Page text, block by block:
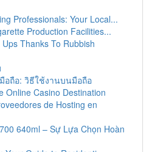
Professionals: Your Local...
Production Facilities...
Thanks To Rubbish
อถือ: วิธีใช้งานบนมือถือ
Online Casino Destination
de Hosting en
640ml – Sự Lựa Chọn Hoàn